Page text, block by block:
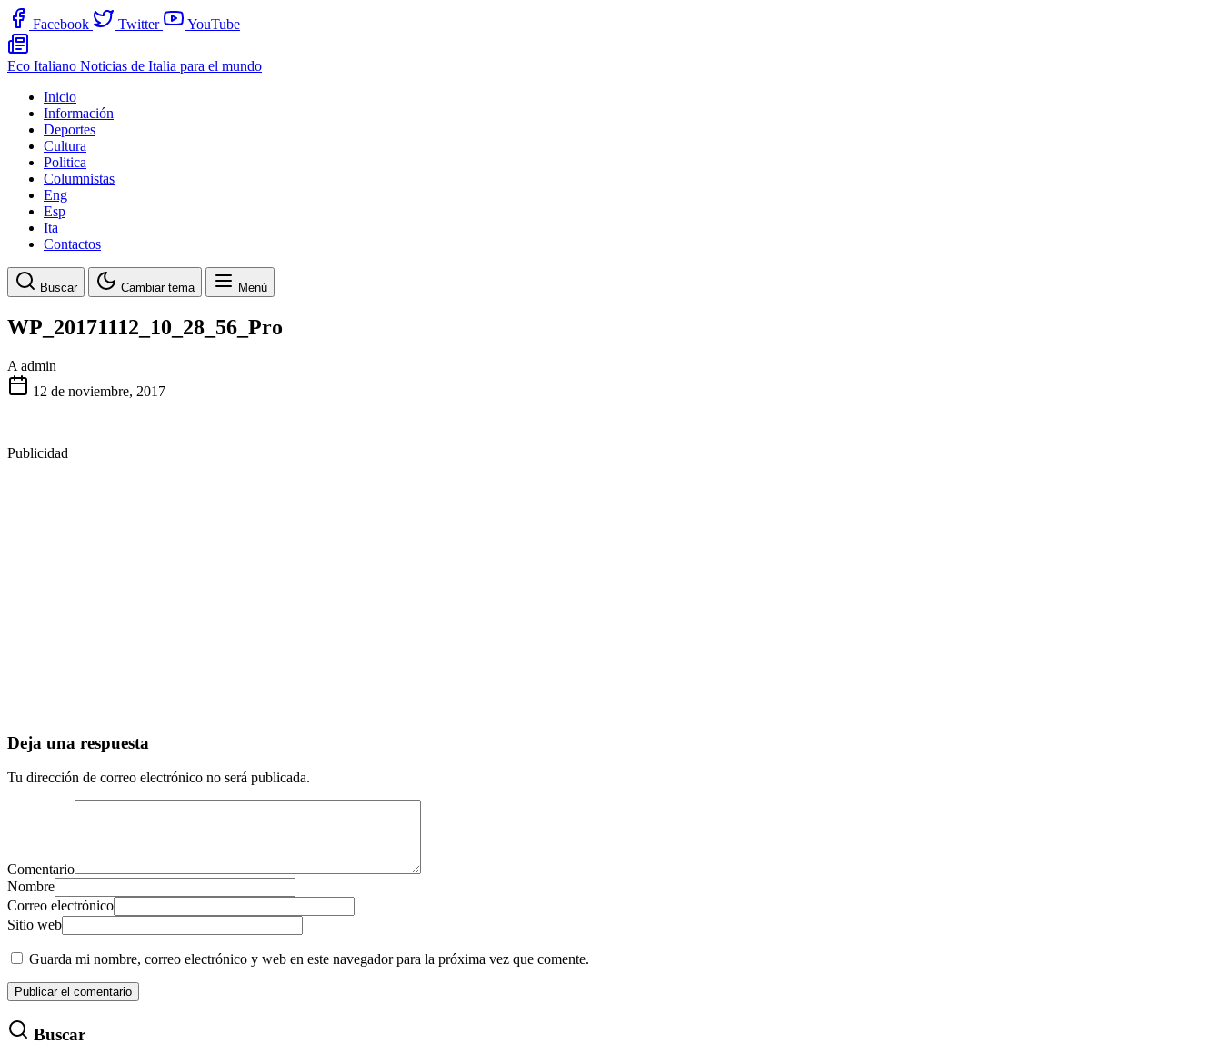
Facebook Twitter YouTube
Eco Italiano Noticias de Italia para el mundo
Inicio
Información
Deportes
Cultura
Politica
Columnistas
Eng
Esp
Ita
Contactos
Buscar Cambiar tema Menú
WP_20171112_10_28_56_Pro
A admin
12 de noviembre, 2017
Publicidad
Deja una respuesta
Tu dirección de correo electrónico no será publicada.
Comentario
Nombre
Correo electrónico
Sitio web
Guarda mi nombre, correo electrónico y web en este navegador para la próxima vez que comente.
Buscar